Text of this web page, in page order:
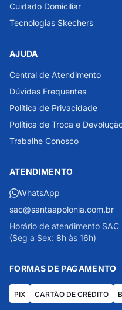
Cuidado Domiciliar
Tecnologias Skechers
AJUDA
Central de Atendimento
Dúvidas Frequentes
Política de Privacidade
Política de Troca e
Trabalhe Conosco
ATENDIMENTO
WhatsApp
sac@santaapolonia.com.br
Horário de atendimento SAC
(Seg a Sex: 8h às 16h)
FORMAS DE PAGAMENTO
PIX CARTÃO DE CRÉDITO